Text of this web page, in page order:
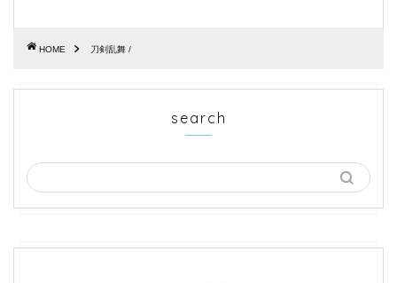
HOME 刀剣乱舞 /
search